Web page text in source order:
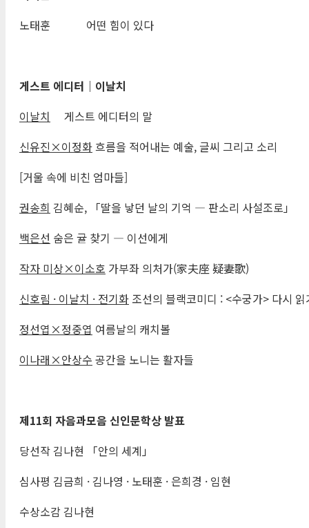
노태훈 어떤 힘이 있다
게스트 에디터 ｜ 이날치
이날치 게스트 에디터의 말
신유진 ×이정화흐름을 적어내는 예술, 글씨 그리고 소리
[거울 속에 비친 엄마들]
권송희 김혜순, 「딸을 낳던 날의 기억 ― 판소리 사설조로」
백은선 숨은 귤 찾기 ― 이선에게
작자 미상×이소호 가부좌 의처가(家夫座 疑妻歌)
신호림 · 이날치 · 전기화 조선의 블랙코미디 : <수궁가> 다시 읽
정선엽 ×정중엽 여름날의 캐치볼
이나래 ×안상수 공간을 노니는 활자들
제11회 자음과모음 신인문학상 발표
당선작 김나현 「안의 세계」
심사평 김금희 · 김나영 · 노태훈 · 은희경 · 임현
수상소감 김나현